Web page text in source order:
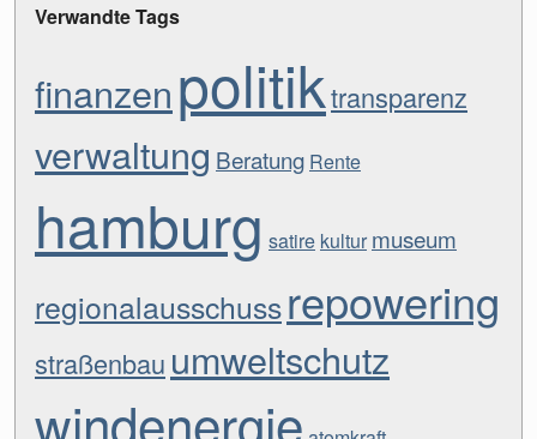
Verwandte Tags
finanzenpolitiktransparenz
verwaltung Beratung Rente
hamburg satire kultur museum
regionalausschussrepowering
straßenbau umweltschutz
windenergie